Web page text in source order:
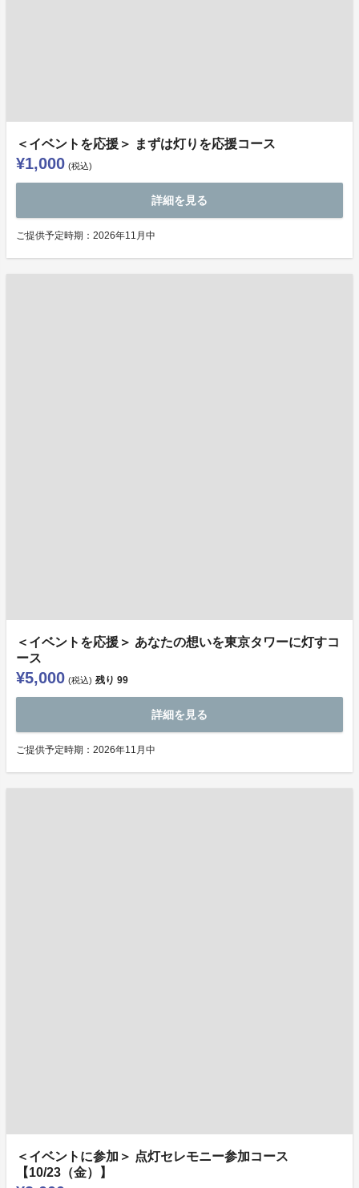
＜イベントを応援＞ まずは灯りを応援コース
¥1,000 (税込)
詳細を見る
ご提供予定時期：2026年11月中
＜イベントを応援＞ あなたの想いを東京タワーに灯すコ
ース
¥5,000 (税込) 残り 99
詳細を見る
ご提供予定時期：2026年11月中
＜イベントに参加＞ 点灯セレモニー参加コース
【10/23（金）】